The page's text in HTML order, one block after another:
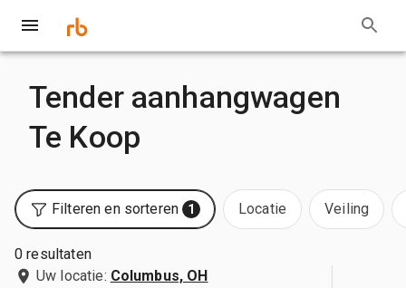
Tender aanhangwagen
Te Koop
Filteren en sorteren 1 Locatie Veiling
0 resultaten
Uw locatie: Columbus, OH